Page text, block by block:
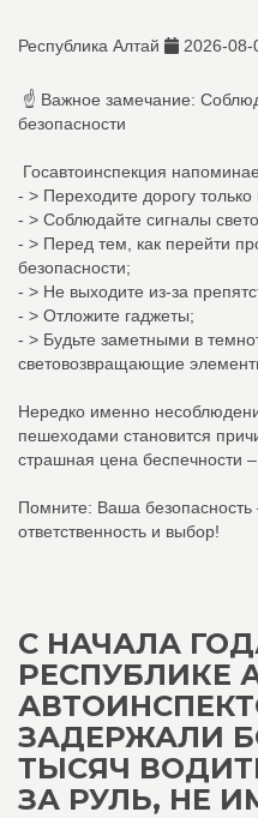
Республика Алтай 2026-08-
☝ Важное замечание:
безопасности
Госавтоинспекция
- > Переходите дорогу
- > Соблюдайте сигналы
- > Перед тем, как перейти
безопасности;
- > Не выходите из-за
- > Отложите гаджеты;
- > Будьте заметными в
световозвращающие
Нередко именно
пешеходами становится
страшная цена беспечности –
Помните: Ваша безопасность
ответственность и выбор!
С НАЧАЛА
РЕСПУБЛИКЕ
ЗАДЕРЖАЛИ
ТЫСЯЧ
ЗА РУЛЬ, НЕ